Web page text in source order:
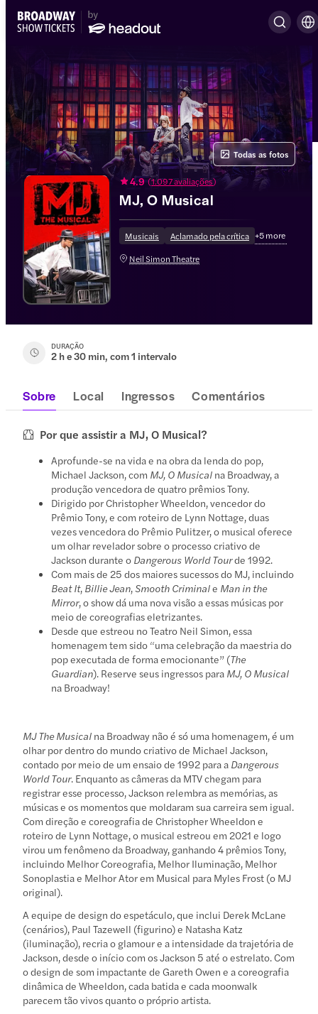
4.9 (1.097 avaliações)
MJ, O Musical
Musicais Aclamado pela crítica +5more
Neil Simon Theatre
Todas as fotos
DURAÇÃO
2 h e 30 min, com 1 intervalo
Sobre Local Ingressos Comentários
Por que assistir a MJ, O Musical?
Aprofunde-se na vida e na obra da lenda do pop,
Michael Jackson, com MJ, O Musical na Broadway, a
produção vencedora de quatro prêmios Tony.
Dirigido por Christopher Wheeldon, vencedor do
Prêmio Tony, e com roteiro de Lynn Nottage, duas
vezes vencedora do Prêmio Pulitzer, o musical oferece
um olhar revelador sobre o processo criativo de
Jackson durante o Dangerous World Tourde 1992.
Com mais de 25 dos maiores sucessos do MJ, incluindo
Beat It, Billie Jean,Smooth Criminale Man in the
Mirror, o show dá uma nova visão a essas músicas por
meio de coreografias eletrizantes.
Desde que estreou no Teatro Neil Simon, essa
homenagem tem sido “uma celebração da maestria do
pop executada de forma emocionante” (The
Guardian). Reserve seus ingressos para MJ, O Musical
na Broadway!
MJ The Musical na Broadway não é só uma homenagem, é um
olhar por dentro do mundo criativo de Michael Jackson,
contado por meio de um ensaio de 1992 para a Dangerous
World Tour. Enquanto as câmeras da MTV chegam para
registrar esse processo, Jackson relembra as memórias, as
músicas e os momentos que moldaram sua carreira sem igual.
Com direção e coreografia de Christopher Wheeldon e
roteiro de Lynn Nottage, o musical estreou em 2021 e logo
virou um fenômeno da Broadway, ganhando 4 prêmios Tony,
incluindo Melhor Coreografia, Melhor Iluminação, Melhor
Sonoplastia e Melhor Ator em Musical para Myles Frost (o MJ
original).
A equipe de design do espetáculo, que inclui Derek McLane
(cenários), Paul Tazewell (figurino) e Natasha Katz
(iluminação), recria o glamour e a intensidade da trajetória de
Jackson, desde o início com os Jackson 5 até o estrelato. Com
o design de som impactante de Gareth Owen e a coreografia
dinâmica de Wheeldon, cada batida e cada moonwalk
parecem tão vivos quanto o próprio artista.